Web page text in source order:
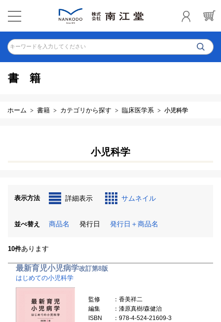
キーワードを入力してください
書籍
ホーム 書籍 カテゴリから探す 臨床医学系 小児科学
小児科学
表示方法 詳細表示 サムネイル
並べ替え 商品名 発行日 発行日＋商品名
10件あります
最新育児小児病学改訂第8版
はじめての小児科学
監修
：香美祥二
編集
：漆原真樹/森健治
ISBN
：978-4-524-21609-3